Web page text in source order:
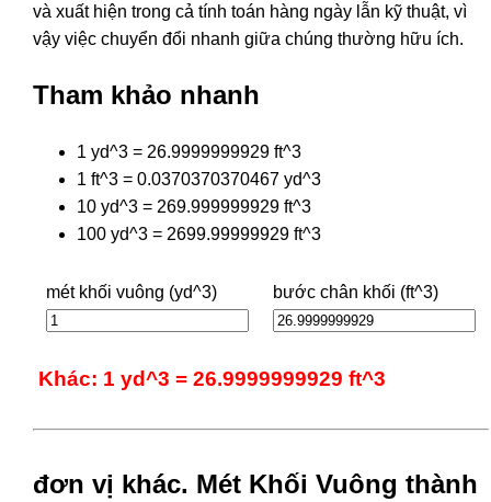
và xuất hiện trong cả tính toán hàng ngày lẫn kỹ thuật, vì
vậy việc chuyển đổi nhanh giữa chúng thường hữu ích.
Tham khảo nhanh
1 yd^3 = 26.9999999929 ft^3
1 ft^3 = 0.0370370370467 yd^3
10 yd^3 = 269.999999929 ft^3
100 yd^3 = 2699.99999929 ft^3
mét khối vuông (yd^3) bước chân khối (ft^3)
Khác: 1 yd^3 = 26.9999999929 ft^3
đơn vị khác. Mét Khối Vuông thành